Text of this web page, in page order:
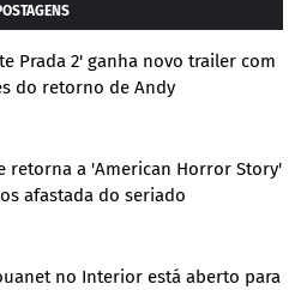
Prada 2' ganha novo trailer com
do retorno de Andy
retorna a 'American Horror Story'
afastada do seriado
no Interior está aberto para